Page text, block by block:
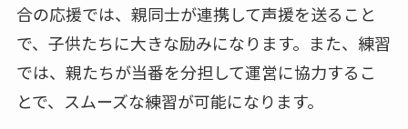
合の応援では、親同士が連携して声援を送ること
で、子供たちに大きな励みになります。また、練習
では、親たちが当番を分担して運営に協力するこ
とで、スムーズな練習が可能になります。